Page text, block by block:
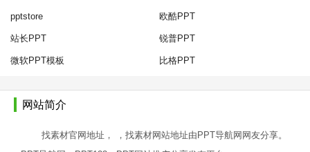
pptstore 欧酷PPT
站长PPT 锐普PPT
微软PPT模板 比格PPT
网站简介
找素材官网地址， ，找素材网站地址由PPT导航网网友分享。